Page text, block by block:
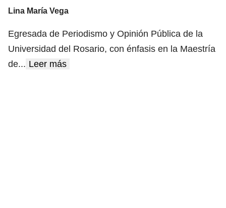
Lina María Vega
Egresada de Periodismo y Opinión Pública de la
Universidad del Rosario, con énfasis en la Maestría
de... Leer más